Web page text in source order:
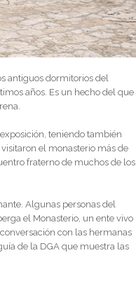
antiguos dormitorios del
años. Es un hecho del que
teniendo también
el monasterio más de
fraterno de muchos de los
Algunas personas del
el Monasterio, un ente vivo
con las hermanas
de la DGA que muestra las